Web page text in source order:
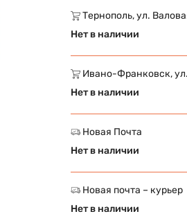
Тернополь, ул.
Нет в наличии
Ивано-Франковск,
Нет в наличии
Новая Почта
Нет в наличии
Новая почта – курьер
Нет в наличии